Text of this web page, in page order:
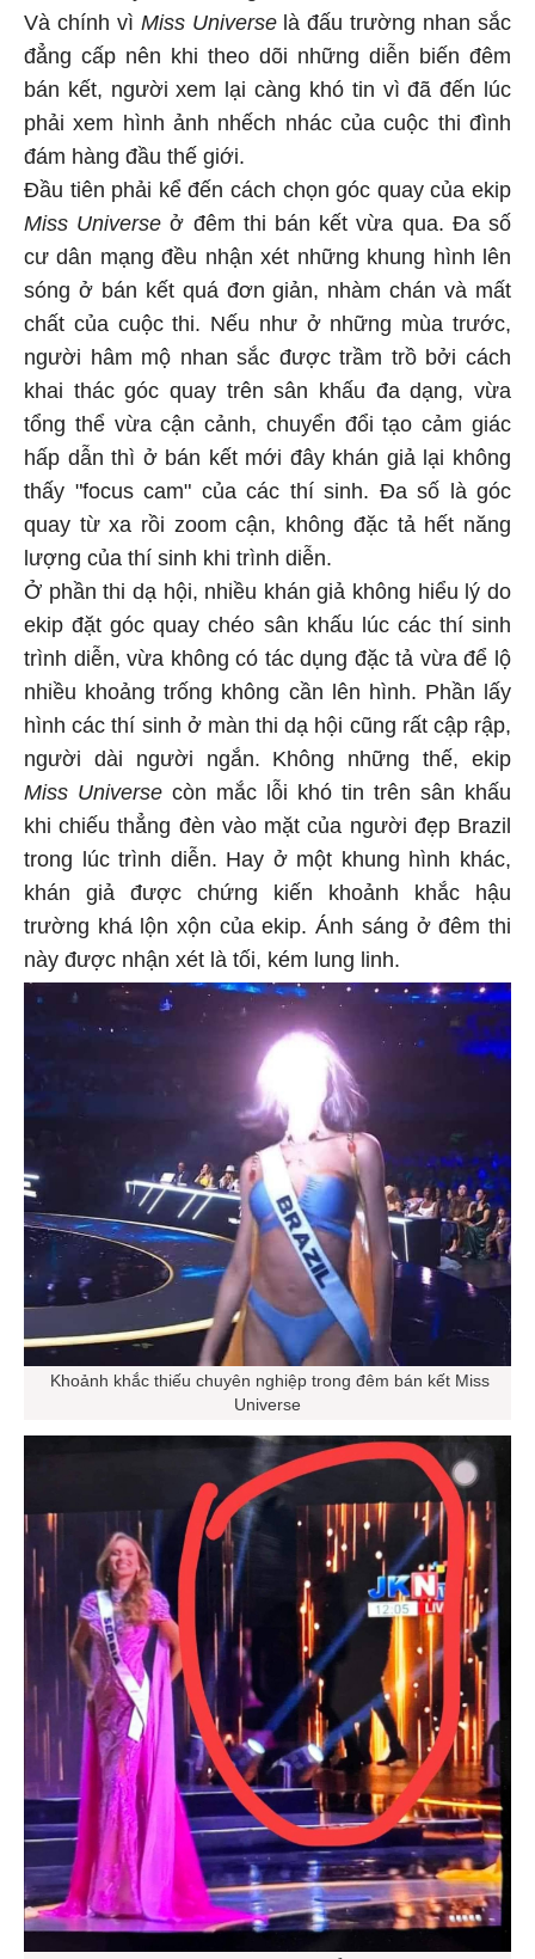
Và chính vì Miss Universelà đấu trường nhan sắc
đẳng cấp nên khi theo dõi những diễn biến đêm
bán kết, người xem lại càng khó tin vì đã đến lúc
phải xem hình ảnh nhếch nhác của cuộc thi đình
đám hàng đầu thế giới.
Đầu tiên phải kể đến cách chọn góc quay của ekip
Miss Universe ở đêm thi bán kết vừa qua. Đa số
cư dân mạng đều nhận xét những khung hình lên
sóng ở bán kết quá đơn giản, nhàm chán và mất
chất của cuộc thi. Nếu như ở những mùa trước,
người hâm mộ nhan sắc được trầm trồ bởi cách
khai thác góc quay trên sân khấu đa dạng, vừa
tổng thể vừa cận cảnh, chuyển đổi tạo cảm giác
hấp dẫn thì ở bán kết mới đây khán giả lại không
thấy "focus cam" của các thí sinh. Đa số là góc
quay từ xa rồi zoom cận, không đặc tả hết năng
lượng của thí sinh khi trình diễn.
Ở phần thi dạ hội, nhiều khán giả không hiểu lý do
ekip đặt góc quay chéo sân khấu lúc các thí sinh
trình diễn, vừa không có tác dụng đặc tả vừa để lộ
nhiều khoảng trống không cần lên hình. Phần lấy
hình các thí sinh ở màn thi dạ hội cũng rất cập rập,
người dài người ngắn. Không những thế, ekip
Miss Universe còn mắc lỗi khó tin trên sân khấu
khi chiếu thẳng đèn vào mặt của người đẹp Brazil
trong lúc trình diễn. Hay ở một khung hình khác,
khán giả được chứng kiến khoảnh khắc hậu
trường khá lộn xộn của ekip. Ánh sáng ở đêm thi
này được nhận xét là tối, kém lung linh.
Khoảnh khắc thiếu chuyên nghiệp trong đêm bán kết Miss
Universe